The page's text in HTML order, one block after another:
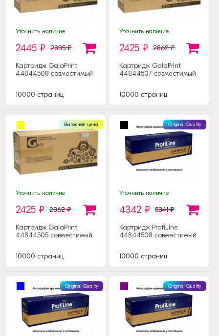
Уточнить наличие
2445 ₽ 2885 ₽
Картридж GalaPrint
44844508 совместимый
10000 страниц
Уточнить наличие
2425 ₽ 2862 ₽
Картридж GalaPrint
44844507 совместимый
10000 страниц
Выгодная цена
Уточнить наличие
2425 ₽ 2862 ₽
Картридж GalaPrint
44844505 совместимый
10000 страниц
Original Quality
Уточнить наличие
4342 ₽ 5341 ₽
Картридж ProfiLine
44844508 совместимый
10000 страниц
Original Quality Original Quality